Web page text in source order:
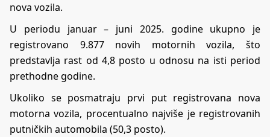
nova vozila.
U periodu januar – juni 2025. godine ukupno je
registrovano 9.877 novih motornih vozila, što
predstavlja rast od 4,8 posto u odnosu na isti period
prethodne godine.
Ukoliko se posmatraju prvi put registrovana nova
motorna vozila, procentualno najviše je registrovanih
putničkih automobila (50,3 posto).